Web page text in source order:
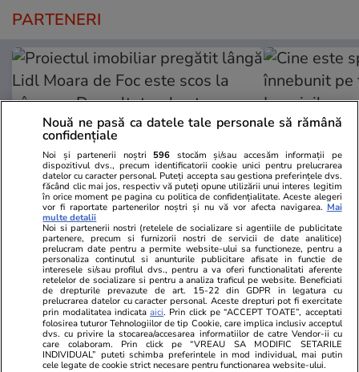
PARTENERI
ZiaruldeIasi.ro
Proiectul imobiliar pregătit lângă
Lidl Moara de Foc este scos la
vânzare. Dezvoltatorul este
asociat în piață cu un alt proiect
de anvergură
Fanatik.ro
Cine este
înnebunit
Imaginile
costum de
Nouă ne pasă ca datele tale personale să rămână
confidențiale
Noi și partenerii noștri 596 stocăm și/sau accesăm informații pe
dispozitivul dvs., precum identificatorii cookie unici pentru prelucrarea
datelor cu caracter personal. Puteți accepta sau gestiona preferințele dvs.
făcând clic mai jos, respectiv vă puteți opune utilizării unui interes legitim
în orice moment pe pagina cu politica de confidențialitate. Aceste alegeri
vor fi raportate partenerilor noștri și nu vă vor afecta navigarea. Mai
multe detalii
Noi si partenerii nostri (retelele de socializare si agentiile de publicitate
partenere, precum si furnizorii nostri de servicii de date analitice)
prelucram date pentru a permite website-ului sa functioneze, pentru a
personaliza continutul si anunturile publicitare afisate in functie de
interesele si/sau profilul dvs., pentru a va oferi functionalitati aferente
retelelor de socializare si pentru a analiza traficul pe website. Beneficiati
de drepturile prevazute de art. 15-22 din GDPR in legatura cu
prelucrarea datelor cu caracter personal. Aceste drepturi pot fi exercitate
prin modalitatea indicataaici. Prin click pe “ACCEPT TOATE”, acceptati
folosirea tuturor Tehnologiilor de tip Cookie, care implica inclusiv acceptul
dvs. cu privire la stocarea/accesarea informatiilor de catre Vendor-ii cu
care colaboram. Prin click pe “VREAU SA MODIFIC SETARILE
INDIVIDUAL” puteti schimba preferintele in mod individual, mai putin
cele legate de cookie strict necesare pentru functionarea website-ului.